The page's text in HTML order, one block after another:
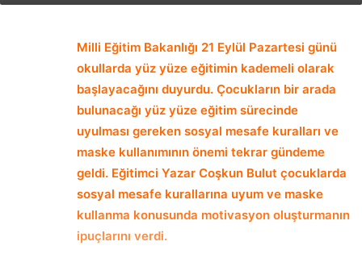
Milli Eğitim Bakanlığı 21 Eylül Pazartesi günü
okullarda yüz yüze eğitimin kademeli olarak
başlayacağını duyurdu. Çocukların bir arada
bulunacağı yüz yüze eğitim sürecinde
uyulması gereken sosyal mesafe kuralları ve
maske kullanımının önemi tekrar gündeme
geldi. Eğitimci Yazar Coşkun Bulut çocuklarda
sosyal mesafe kurallarına uyum ve maske
kullanma konusunda motivasyon oluşturmanın
ipuçlarını verdi.